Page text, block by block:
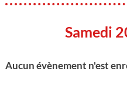
Samedi
Aucun évènement n'est